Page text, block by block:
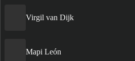
Virgil van Dijk
Mapi León